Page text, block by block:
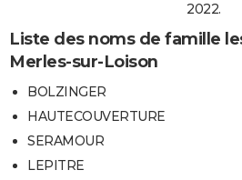
2022.
Liste des noms de famille
Merles-sur-Loison
BOLZINGER
HAUTECOUVERTURE
SERAMOUR
LEPITRE